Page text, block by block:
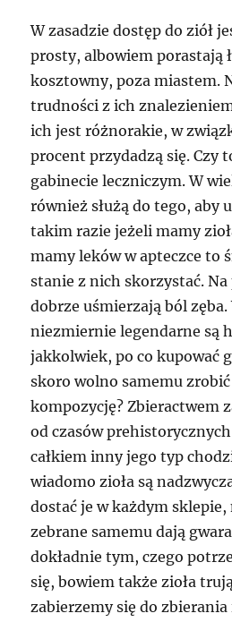
W zasadzie dostęp do ziół
prosty, albowiem porastają
kosztowny, poza miastem.
trudności z ich
ich jest różnorakie, w
procent przydadzą się. Czy
gabinecie leczniczym. W
również służą do tego, aby
takim razie jeżeli mamy
mamy leków w apteczce to
stanie z nich skorzystać. Na
dobrze uśmierzają ból
niezmiernie legendarne są
jakkolwiek, po co kupować
skoro wolno samemu
kompozycję? Zbieractwem
od czasów
całkiem inny jego typ
wiadomo zioła są
dostać je w każdym
zebrane samemu dają
dokładnie tym, czego
się, bowiem także zioła
zabierzemy się do